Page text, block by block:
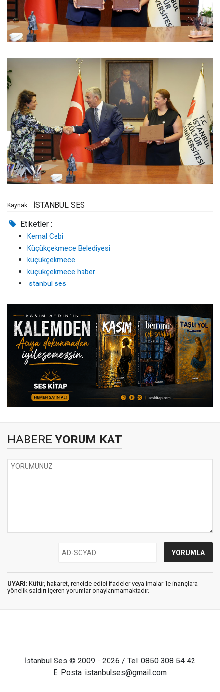
Kaynak: İSTANBUL SES
Etiketler :
Kemal Cebi
Küçükçekmece Belediyesi
küçükçekmece
küçükçekmece haber
İstanbul ses
HABERE YORUM KAT
UYARI: Küfür, hakaret, rencide edici ifadeler veya imalar ile inançlara
yönelik saldırı içeren yorumlar onaylanmamaktadır.
İstanbul Ses © 2009 - 2026 / Tel: 0850 308 54 42
E. Posta: istanbulses@gmail.com